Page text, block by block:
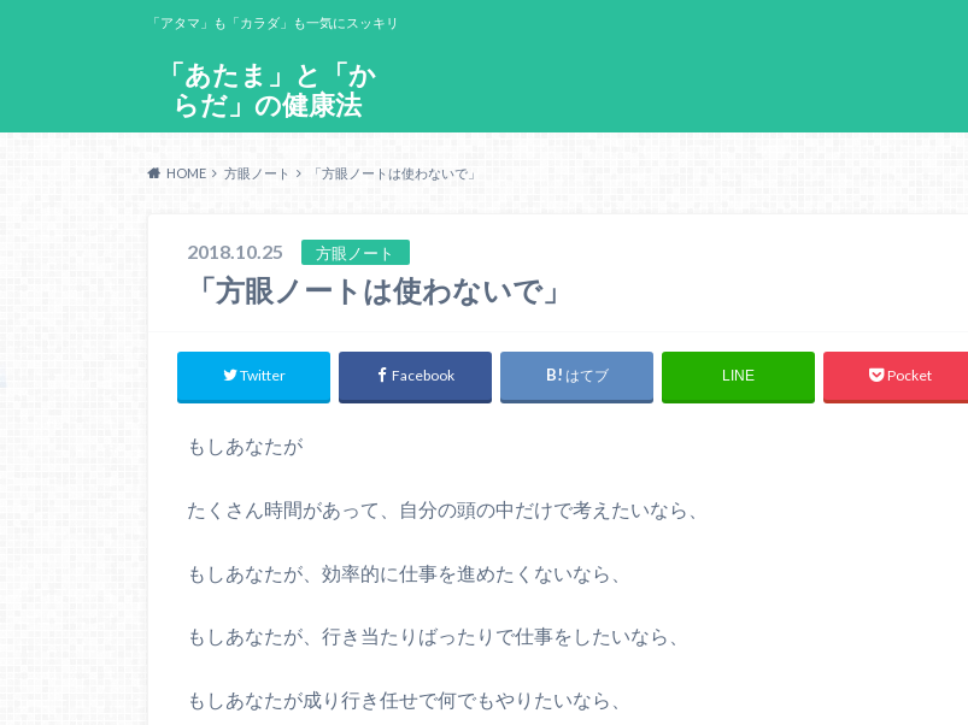
「あたま」と「か
らだ」の健康法
「アタマ」も「カラダ」も一気にスッキリ
HOME
方眼ノート 「方眼ノートは使わないで」
2018.10.25 方眼ノート
「方眼ノートは使わないで」
Twitter Facebook はてブ LINE Pocket
もしあなたが
たくさん時間があって、自分の頭の中だけで考えたいなら、
もしあなたが、効率的に仕事を進めたくないなら、
もしあなたが、行き当たりばったりで仕事をしたいなら、
もしあなたが成り行き任せで何でもやりたいなら、